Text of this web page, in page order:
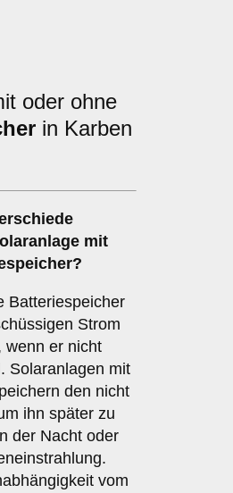
oder ohne
in Karben
mit
?
Batteriespeicher
Strom
wenn er nicht
Solaranlagen mit
den nicht
ihn später zu
der Nacht oder
vom